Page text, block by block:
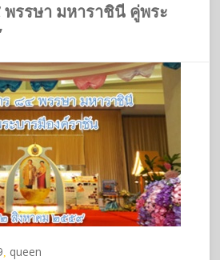
รรษา มหาราชินี คู่พระ
queen